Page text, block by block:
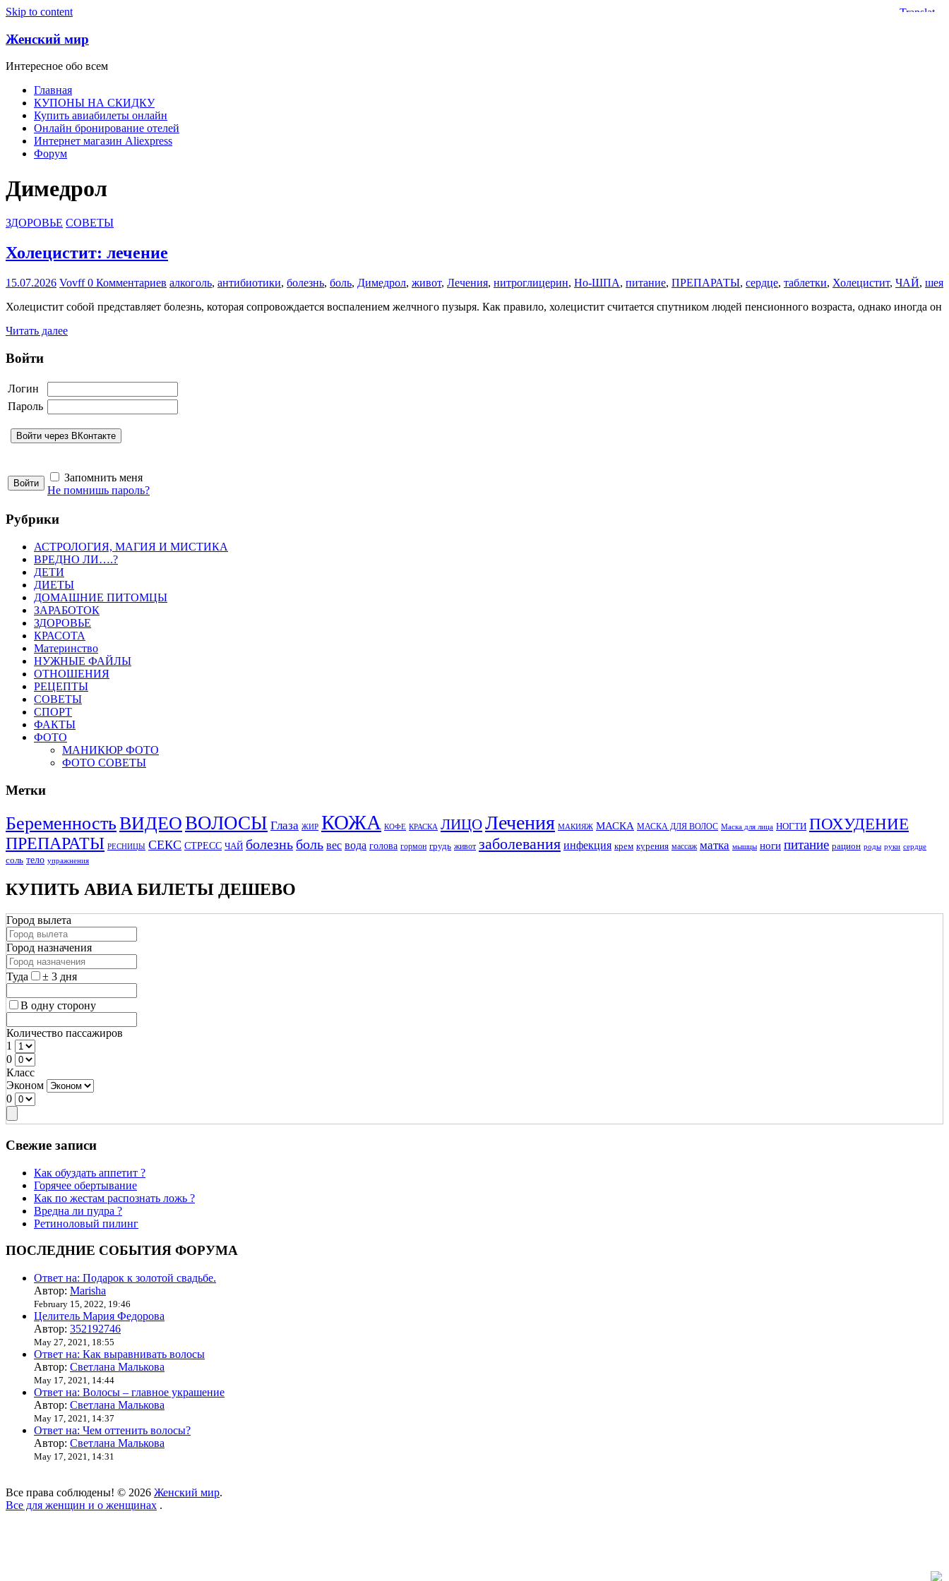
Skip to content
Женский мир
Интересное обо всем
Главная
КУПОНЫ НА СКИДКУ
Купить авиабилеты онлайн
Онлайн бронирование отелей
Интернет магазин Aliexpress
Форум
Димедрол
ЗДОРОВЬЕ СОВЕТЫ
Холецистит: лечение
15.07.2026 Vovff0 Комментариев алкоголь, антибиотики, болезнь, боль, Димедрол, живот, Лечения, нитроглицерин, Но-ШПА, питание, ПРЕПАРАТЫ, сердце, таблетки, Холецистит, ЧАЙ, шея
Холецистит собой представляет болезнь, которая сопровождается воспалением желчного пузыря. Как правило, холецистит считается спутником людей пенсионного возраста, однако иногда он
Читать далее
Войти
Логин
Пароль
Запомнить меня
Не помнишь пароль?
Рубрики
АСТРОЛОГИЯ, МАГИЯ И МИСТИКА
ВРЕДНО ЛИ….?
ДЕТИ
ДИЕТЫ
ДОМАШНИЕ ПИТОМЦЫ
ЗАРАБОТОК
ЗДОРОВЬЕ
КРАСОТА
Материнство
НУЖНЫЕ ФАЙЛЫ
ОТНОШЕНИЯ
РЕЦЕПТЫ
СОВЕТЫ
СПОРТ
ФАКТЫ
ФОТО
МАНИКЮР ФОТО
ФОТО СОВЕТЫ
Метки
БеременностьВИДЕОВОЛОСЫ Глаза ЖИР КОЖА КОФЕ КРАСКА ЛИЦОЛечения МАКИЯЖ МАСКА МАСКА ДЛЯ ВОЛОС Маска для лица НОГТИ ПОХУДЕНИЕ
ПРЕПАРАТЫ РЕСНИЦЫ СЕКС СТРЕСС ЧАЙ болезнь боль вес вода голова гормон грудь живот заболевания инфекция крем курения массаж матка мышцы ноги питание рацион роды руки сердце
соль тело упражнения
КУПИТЬ АВИА БИЛЕТЫ ДЕШЕВО
Город вылета
Город назначения
Туда ± 3 дня
В одну сторону
Количество пассажиров
1
0
Класс
Эконом
0
Свежие записи
Как обуздать аппетит ?
Горячее обертывание
Как по жестам распознать ложь ?
Вредна ли пудра ?
Ретиноловый пилинг
ПОСЛЕДНИЕ СОБЫТИЯ ФОРУМА
Ответ на: Подарок к золотой свадьбе.
Автор: Marisha
February 15, 2022, 19:46
Целитель Мария Федорова
Автор: 352192746
May 27, 2021, 18:55
Ответ на: Как выравнивать волосы
Автор: Светлана Малькова
May 17, 2021, 14:44
Ответ на: Волосы – главное украшение
Автор: Светлана Малькова
May 17, 2021, 14:37
Ответ на: Чем оттенить волосы?
Автор: Светлана Малькова
May 17, 2021, 14:31
Все права соблюдены! © 2026 Женский мир.
Все для женщин и о женщинах .